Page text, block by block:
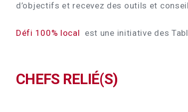
d’objectifs et recevez des outils et
Défi 100% local est une initiative des
CHEFS RELIÉ(S)